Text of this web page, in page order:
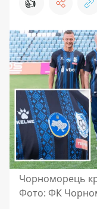
Чорноморець
Фото: ФК